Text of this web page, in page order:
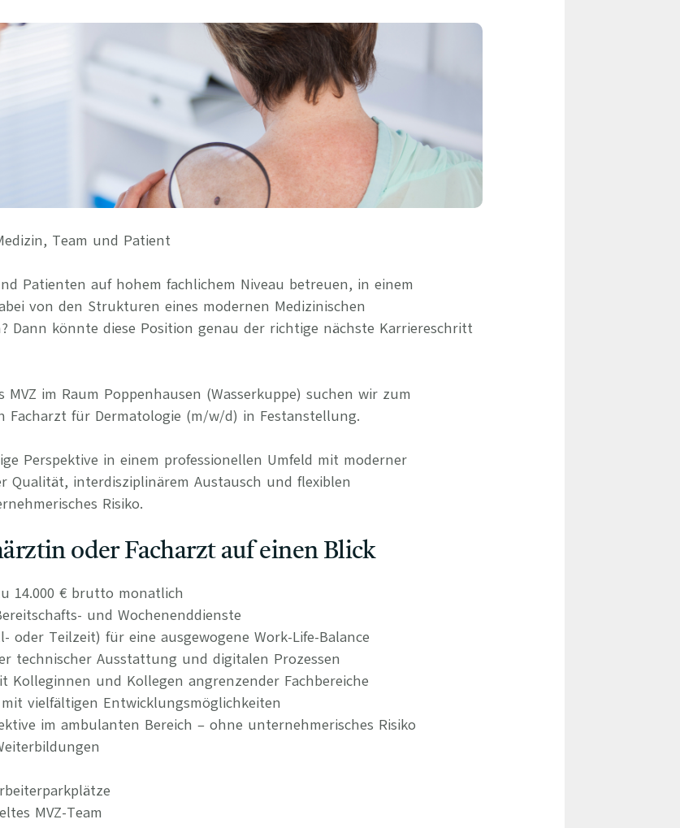
Weitere Services
Fragen & Antworten
Bewerbungscoach
Empfehlungsprogramm
Erfolgsbasierte Personalvermittlung
Mandatierte Personalvermittlung
Sanovetis Care+
Team und Patient
Patienten auf hohem fachlichem Niveau betreuen, in einem
von den Strukturen eines modernen Medizinischen
Dann könnte diese Position genau der richtige nächste Karriereschritt
im Raum Poppenhausen (Wasserkuppe) suchen wir zum
Facharzt für Dermatologie (m/w/d) in Festanstellung.
Perspektive in einem professionellen Umfeld mit moderner
Qualität, interdisziplinärem Austausch und flexiblen
Risiko.
oder Facharzt auf einen Blick
14.000 € brutto monatlich
und Wochenenddienste
oder Teilzeit) für eine ausgewogene Work-Life-Balance
technischer Ausstattung und digitalen Prozessen
Kolleginnen und Kollegen angrenzender Fachbereiche
vielfältigen Entwicklungsmöglichkeiten
im ambulanten Bereich – ohne unternehmerisches Risiko
MVZ-Team